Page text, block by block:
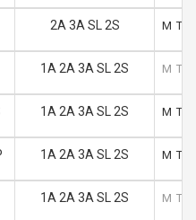
2A 3A SL 2S M T
1A 2A 3A SL 2S M T
1A 2A 3A SL 2S M T
1A 2A 3A SL 2S M T
1A 2A 3A SL 2S M T